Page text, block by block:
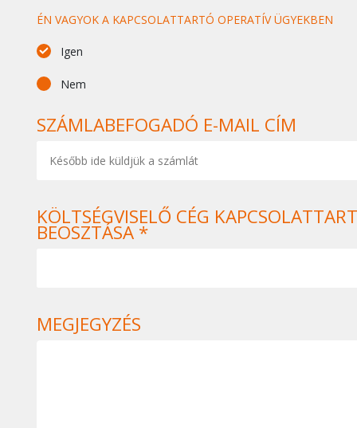
ÉN VAGYOK A KAPCSOLATTARTÓ OPERATÍV ÜGYEKBEN
Igen
Nem
SZÁMLABEFOGADÓ E-MAIL CÍM
KÖLTSÉGVISELŐ CÉG
BEOSZTÁSA *
MEGJEGYZÉS